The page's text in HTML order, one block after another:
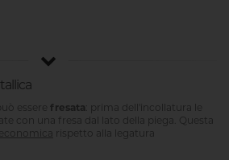
essere fresata : prima dell'incollatura le
con una fresa dal lato della piega. Questa
rispetto alla legatura